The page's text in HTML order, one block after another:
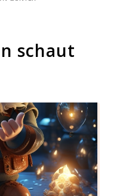
schaut